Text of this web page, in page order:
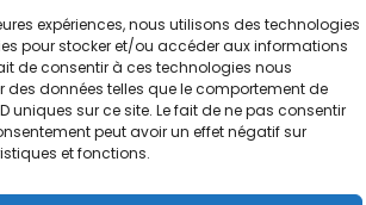
expériences, nous utilisons des technologies
pour stocker et/ou accéder aux informations
de consentir à ces technologies nous
des données telles que le comportement de
uniques sur ce site. Le fait de ne pas consentir
peut avoir un effet négatif sur
et fonctions.